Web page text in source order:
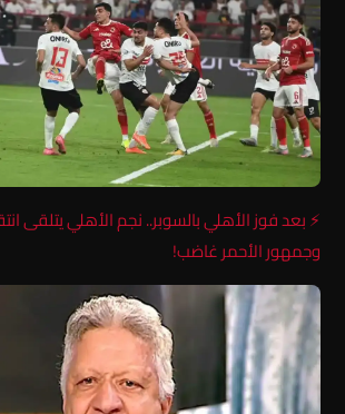
⚡ بعد فوز الأهلي بالسوبر.. نجم الأهلي يتلقى
وجمهور الأحمر غاضب!